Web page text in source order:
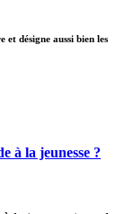
et désigne aussi bien les
à la jeunesse ?